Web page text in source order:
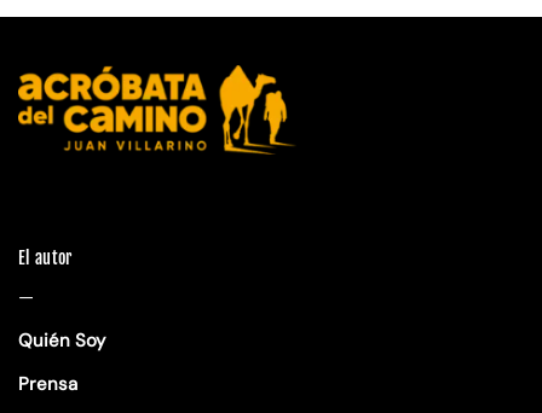
El autor
—
Quién Soy
Prensa